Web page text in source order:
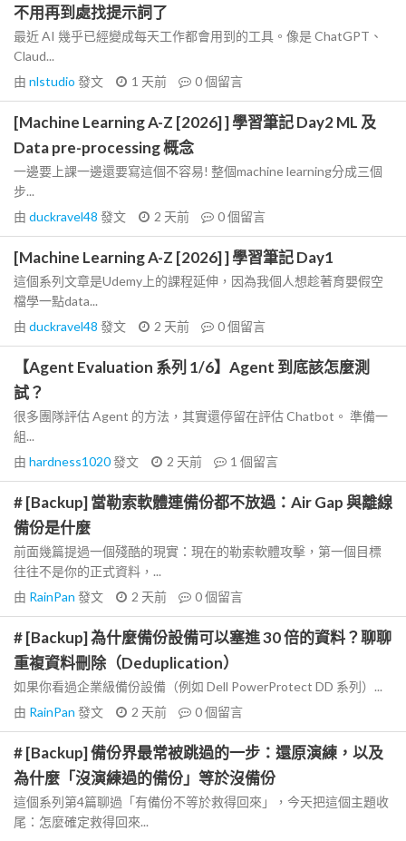
不用再到處找提示詞了
最近 AI 幾乎已經變成每天工作都會用到的工具。像是 ChatGPT、
Claud...
由 nlstudio 發文 1 天前 0個留言
[Machine Learning A-Z [2026] ] 學習筆記 Day2 ML 及
Data pre-processing 概念
一邊要上課一邊還要寫這個不容易! 整個machine learning分成三個
步...
由 duckravel48 發文 2 天前 0個留言
[Machine Learning A-Z [2026] ] 學習筆記 Day1
這個系列文章是Udemy上的課程延伸，因為我個人想趁著育嬰假空
檔學一點data...
由 duckravel48 發文 2 天前 0個留言
【Agent Evaluation 系列 1/6】Agent 到底該怎麼測
試？
很多團隊評估 Agent 的方法，其實還停留在評估 Chatbot。 準備一
組...
由 hardness1020發文 2 天前 1 個留言
# [Backup] 當勒索軟體連備份都不放過：Air Gap 與離線
備份是什麼
前面幾篇提過一個殘酷的現實：現在的勒索軟體攻擊，第一個目標
往往不是你的正式資料，...
由 RainPan 發文 2 天前 0個留言
# [Backup] 為什麼備份設備可以塞進 30 倍的資料？聊聊
重複資料刪除（Deduplication）
如果你看過企業級備份設備（例如 Dell PowerProtect DD 系列）...
由 RainPan 發文 2 天前 0個留言
# [Backup] 備份界最常被跳過的一步：還原演練，以及
為什麼「沒演練過的備份」等於沒備份
這個系列第4篇聊過「有備份不等於救得回來」，今天把這個主題收
尾：怎麼確定救得回來...